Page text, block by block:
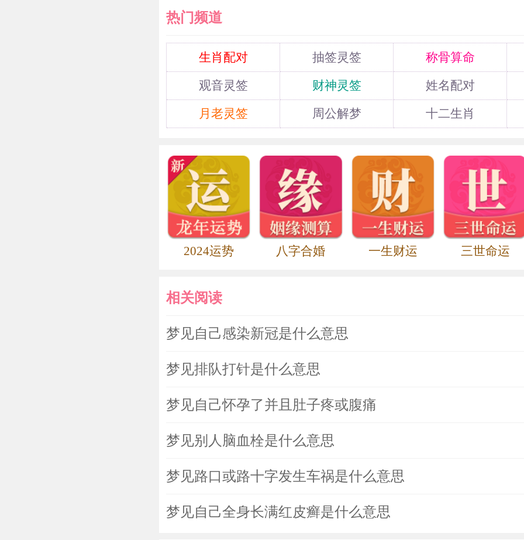
热门频道
生肖配对 抽签灵签
称骨算命
观音灵签
财神灵签
姓名配对
月老灵签
周公解梦 十二生肖
2024运势 八字合婚 一生财运 三世命运
相关阅读
梦见自己感染新冠是什么意思
梦见排队打针是什么意思
梦见自己怀孕了并且肚子疼或腹痛
梦见别人脑血栓是什么意思
梦见路口或路十字发生车祸是什么意思
梦见自己全身长满红皮癣是什么意思